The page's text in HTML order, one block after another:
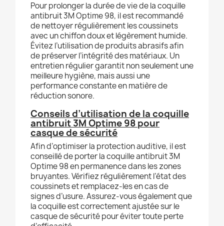
Pour prolonger la durée de vie de la coquille
antibruit 3M Optime 98, il est recommandé
de nettoyer régulièrement les coussinets
avec un chiffon doux et légèrement humide.
Évitez l’utilisation de produits abrasifs afin
de préserver l’intégrité des matériaux. Un
entretien régulier garantit non seulement une
meilleure hygiène, mais aussi une
performance constante en matière de
réduction sonore.
Conseils d’utilisation de la coquille
antibruit 3M Optime 98 pour
casque de sécurité
Afin d’optimiser la protection auditive, il est
conseillé de porter la coquille antibruit 3M
Optime 98 en permanence dans les zones
bruyantes. Vérifiez régulièrement l’état des
coussinets et remplacez-les en cas de
signes d’usure. Assurez-vous également que
la coquille est correctement ajustée sur le
casque de sécurité pour éviter toute perte